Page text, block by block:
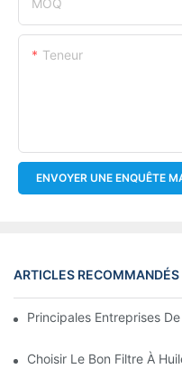
Teneur
ENVOYER UNE ENQUÊTE
ARTICLES RECOMMANDÉS
Principales Entreprises
Choisir Le Bon Filtre À